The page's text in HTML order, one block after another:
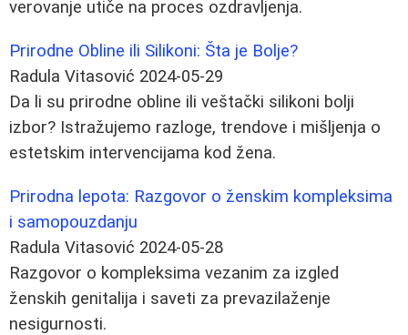
verovanje utiče na proces ozdravljenja.
Prirodne Obline ili Silikoni: Šta je Bolje?
Radula Vitasović 2024-05-29
Da li su prirodne obline ili veštački silikoni bolji
izbor? Istražujemo razloge, trendove i mišljenja o
estetskim intervencijama kod žena.
Prirodna lepota: Razgovor o ženskim kompleksima
i samopouzdanju
Radula Vitasović 2024-05-28
Razgovor o kompleksima vezanim za izgled
ženskih genitalija i saveti za prevazilaženje
nesigurnosti.